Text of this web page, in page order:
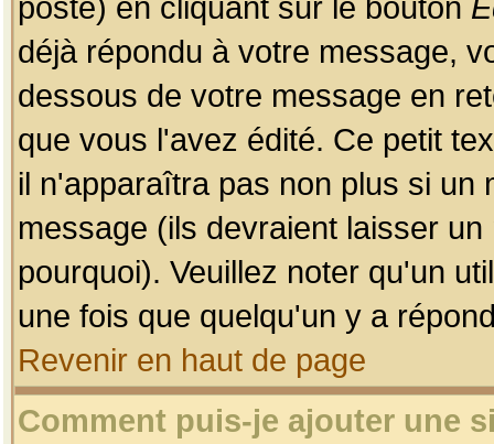
déjà répondu à votre message,
dessous de votre message en
que vous l'avez édité. Ce petit
il n'apparaîtra pas non plus si un
message (ils devraient laisser
pourquoi). Veuillez noter qu'un
une fois que quelqu'un y a
Revenir en haut de page
Comment puis-je ajouter une